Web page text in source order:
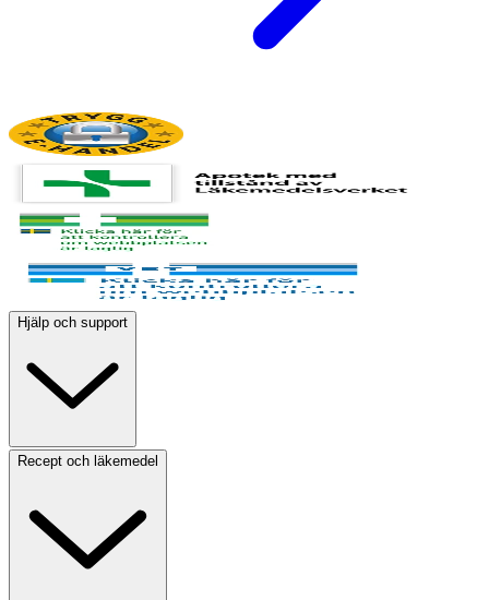
Hjälp och support
Recept och läkemedel